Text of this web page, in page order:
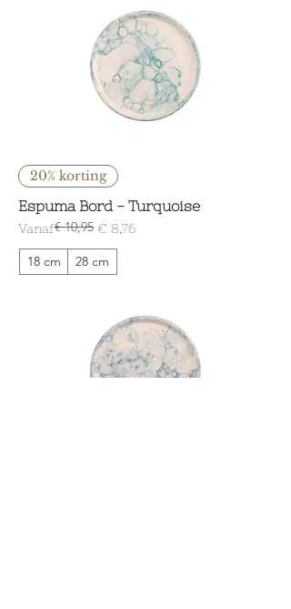
20% korting
Espuma Bord - Turquoise
Vanaf
Normale prijs
€ 10,95 € 8,76
Verkoopprijs
18 cm 28 cm